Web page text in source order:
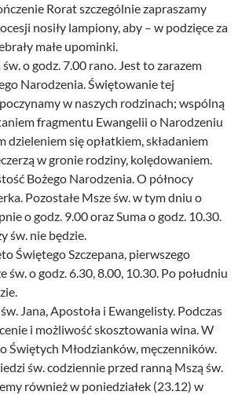
Rorat szczególnie zapraszamy
nosiły lampiony, aby – w podzięce za
małe upominki.
o godz. 7.00 rano. Jest to zarazem
Narodzenia. Świętowanie tej
w naszych rodzinach; wspólną
fragmentu Ewangelii o Narodzeniu
dzieleniem się opłatkiem, składaniem
w gronie rodziny, kolędowaniem.
Bożego Narodzenia. O północy
Pozostałe Msze św. w tym dniu o
o godz. 9.00 oraz Suma o godz. 10.30.
św. nie będzie.
Świętego Szczepana, pierwszego
św. o godz. 6.30, 8.00, 10.30. Po południu
Jana, Apostoła i Ewangelisty. Podczas
i możliwość skosztowania wina. W
Świętych Młodzianków, męczenników.
św. codziennie przed ranną Mszą św.
również w poniedziałek (23.12) w